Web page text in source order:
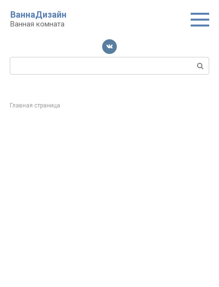
контенту
ВаннаДизайн
Ванная комната
Поиск:
Главная страница